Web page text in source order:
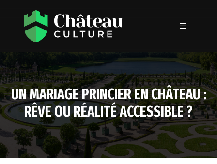
UN MARIAGE PRINCIER EN CHÂTEAU :
RÊVE OU RÉALITÉ ACCESSIBLE ?